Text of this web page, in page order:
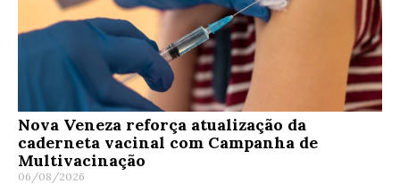
Nova Veneza reforça atualização da
caderneta vacinal com Campanha de
Multivacinação
06/08/2026